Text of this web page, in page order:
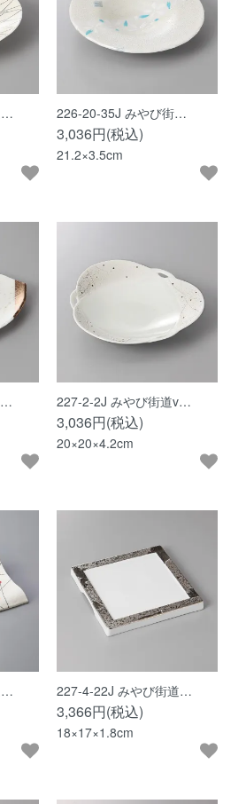
… 226-20-35J みやび街…
3,036円(税込)
21.2×3.5cm
227-2-2J みやび街道v…
3,036円(税込)
20×20×4.2cm
… 227-4-22J みやび街道…
3,366円(税込)
18×17×1.8cm